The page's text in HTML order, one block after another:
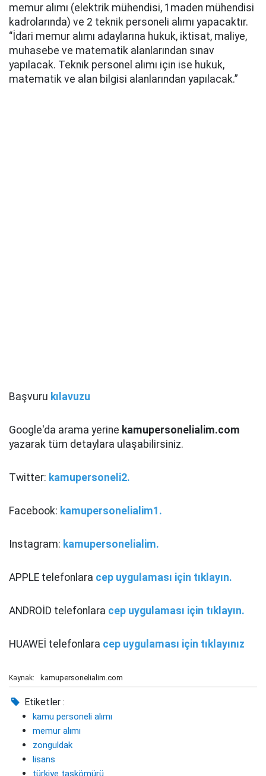
memur alımı (elektrik mühendisi, 1maden mühendisi
kadrolarında) ve 2 teknik personeli alımı yapacaktır.
“İdari memur alımı adaylarına hukuk, iktisat, maliye,
muhasebe ve matematik alanlarından sınav
yapılacak. Teknik personel alımı için ise hukuk,
matematik ve alan bilgisi alanlarından yapılacak.”
Başvuru kılavuzu
Google'da arama yerine kamupersonelialim.com
yazarak tüm detaylara ulaşabilirsiniz.
Twitter: kamupersoneli2.
Facebook: kamupersonelialim1.
Instagram: kamupersonelialim.
APPLE telefonlara cep uygulaması için tıklayın.
ANDROİD telefonlara cep uygulaması için tıklayın.
HUAWEİ telefonlara cep uygulaması için tıklayınız
Kaynak: kamupersonelialim.com
Etiketler :
kamu personeli alımı
memur alımı
zonguldak
lisans
türkiye taşkömürü